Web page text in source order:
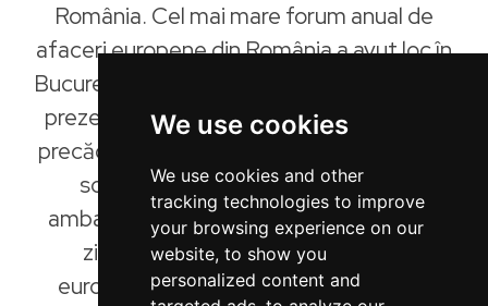
We use cookies
We use cookies and other
tracking technologies to improve
your browsing experience on our
website, to show you
personalized content and
România. Cel mai mare forum anual de
afaceri europene din România a avut loc în
București pe 11 și 12 aprilie și a beneficiat de
prezența a peste 600 de participanți, cu
precădere cetățeni tineri, reprezentanți ai
societății civile, jurnaliști, activiști,
ambasadori care au dezbătut timp de 2
zile cu reprezentanți ai partidelor
europene, candidați români și străini la